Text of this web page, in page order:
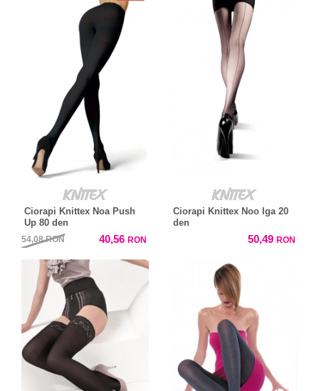
Ciorapi Knittex Noa Push
Up 80 den
54,08RON 40,56 RON
Ciorapi Knittex Noo Iga 20
den
50,49 RON